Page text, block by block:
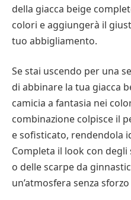
della giacca beige
colori e aggiungerà il
tuo abbigliamento.
Se stai uscendo per una
di abbinare la tua giacca
camicia a fantasia nei
combinazione colpisce il
e sofisticato, rendendola
Completa il look con degli
o delle scarpe da
un’atmosfera senza